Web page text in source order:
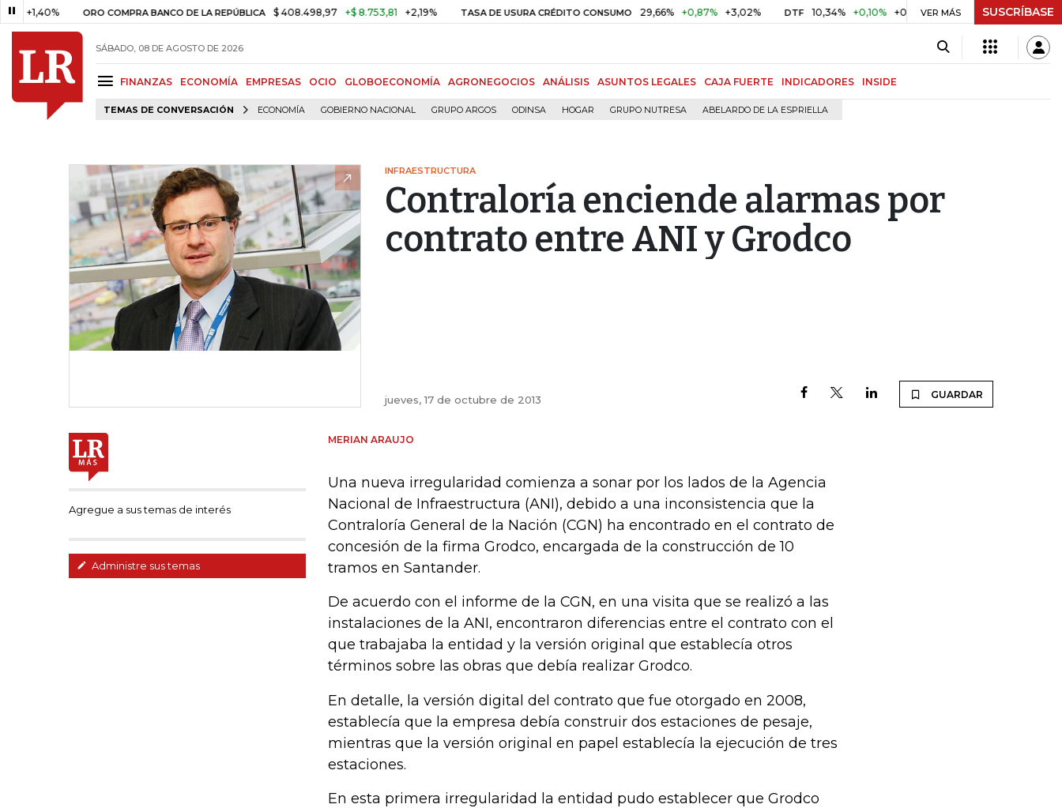
ORO COMPRA BANCO DE LA REPÚBLICA $ 408.498,97 +$ 8.753,81 +2,19% TASA DE USURA CRÉDITO CONSUMO 29,66% +0,87% +3,02% DTF 10,34% +0,10% +0,98% UVR $ 416,96 +$ 0,05
VER MÁS SUSCRÍBASE
SÁBADO, 08 DE AGOSTO DE 2026
FINANZAS ECONOMÍA EMPRESAS OCIO GLOBOECONOMÍA AGRONEGOCIOS ANÁLISIS ASUNTOS LEGALES CAJA FUERTE INDICADORES INSIDE
TEMAS DE CONVERSACIÓN ECONOMÍA GOBIERNO NACIONAL GRUPO ARGOS ODINSA HOGAR GRUPO NUTRESA ABELARDO DE LA ESPRIELLA
INFRAESTRUCTURA
Contraloría enciende alarmas por
contrato entre ANI y Grodco
jueves, 17 de octubre de 2013 GUARDAR
Agregue a sus temas de interés
Administre sus temas
MERIAN ARAUJO
Una nueva irregularidad comienza a sonar por los lados de la Agencia
Nacional de Infraestructura (ANI), debido a una inconsistencia que la
Contraloría General de la Nación (CGN) ha encontrado en el contrato de
concesión de la firma Grodco, encargada de la construcción de 10
tramos en Santander.
De acuerdo con el informe de la CGN, en una visita que se realizó a las
instalaciones de la ANI, encontraron diferencias entre el contrato con el
que trabajaba la entidad y la versión original que establecía otros
términos sobre las obras que debía realizar Grodco.
En detalle, la versión digital del contrato que fue otorgado en 2008,
establecía que la empresa debía construir dos estaciones de pesaje,
mientras que la versión original en papel establecía la ejecución de tres
estaciones.
En esta primera irregularidad la entidad pudo establecer que Grodco